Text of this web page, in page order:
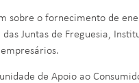
sobre o fornecimento de
Juntas de Freguesia,
de Apoio ao